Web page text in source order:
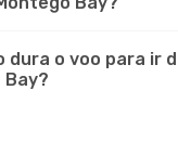
dura o voo para ir
Bay?